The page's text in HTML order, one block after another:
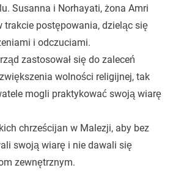
Susanna i Norhayati, żona Amri
trakcie postępowania, dzieląc się
i odczuciami.
zastosował się do zaleceń
wolności religijnej, tak
mogli praktykować swoją wiarę
chrześcijan w Malezji, aby bez
swoją wiarę i nie dawali się
zewnętrznym.